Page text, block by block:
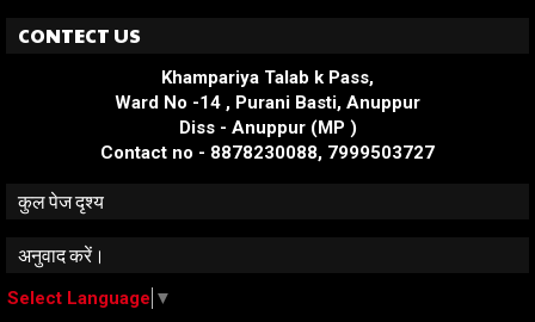
CONTECT US
Khampariya Talab k Pass,
Ward No -14 , Purani Basti, Anuppur
Diss - Anuppur (MP )
Contact no - 8878230088, 7999503727
कुल पेज दृश्य
अनुवाद करें।
Select Language ▼